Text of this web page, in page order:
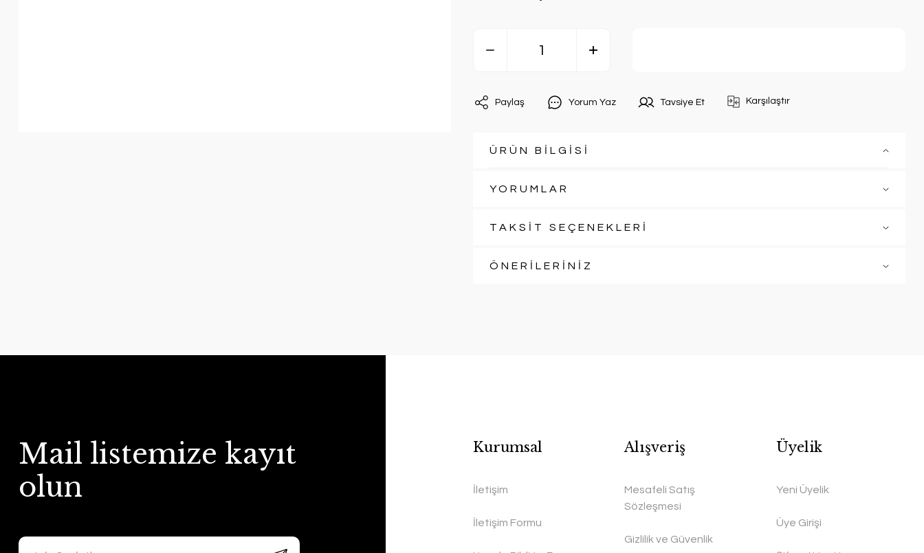
Paylaş Yorum Yaz Tavsiye Et Karşılaştır
ÜRÜN BİLGİSİ
YORUMLAR
TAKSİT SEÇENEKLERİ
ÖNERİLERİNİZ
Mail listemize kayıt
olun
Kurumsal
İletişim
İletişim Formu
Alışveriş
Mesafeli Satış
Sözleşmesi
Gizlilik ve Güvenlik
Üyelik
Yeni Üyelik
Üye Girişi